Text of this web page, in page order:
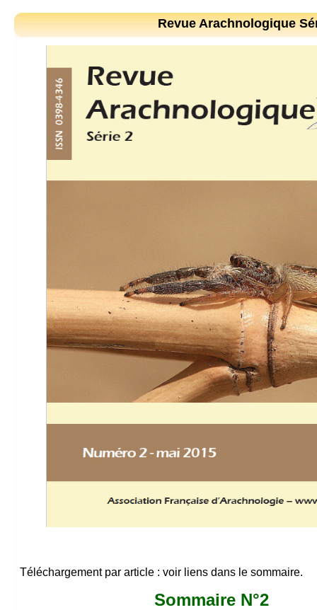
Revue Arachnologique
Téléchargement par article : voir liens dans le sommaire.
Sommaire N°2